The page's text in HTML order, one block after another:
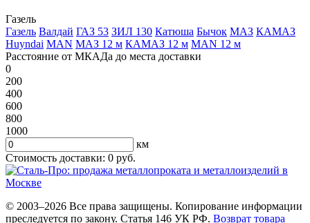
Газель
Газель Валдай ГАЗ 53 ЗИЛ 130 Катюша Бычок МАЗ КАМАЗ
Huyndai MAN МАЗ 12 м КАМАЗ 12 м MAN 12 м
Расстояние от МКАДа до места доставки
0
200
400
600
800
1000
км
Стоимость доставки: 0 руб.
© 2003–2026 Все права защищены. Копирование информации
преследуется по закону. Статья 146 УК РФ. Возврат товара